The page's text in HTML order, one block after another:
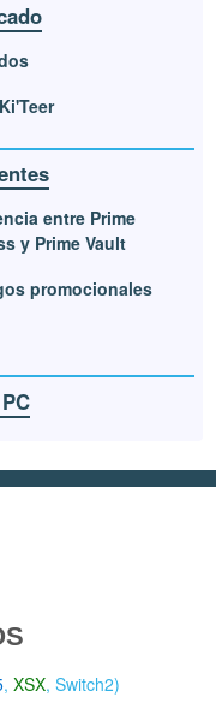
entre Prime
y Prime Vault
promocionales
,XSX,Switch2)